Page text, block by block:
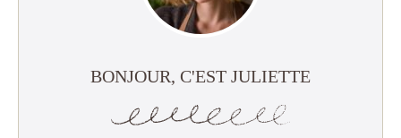
BONJOUR, C'EST JULIETTE